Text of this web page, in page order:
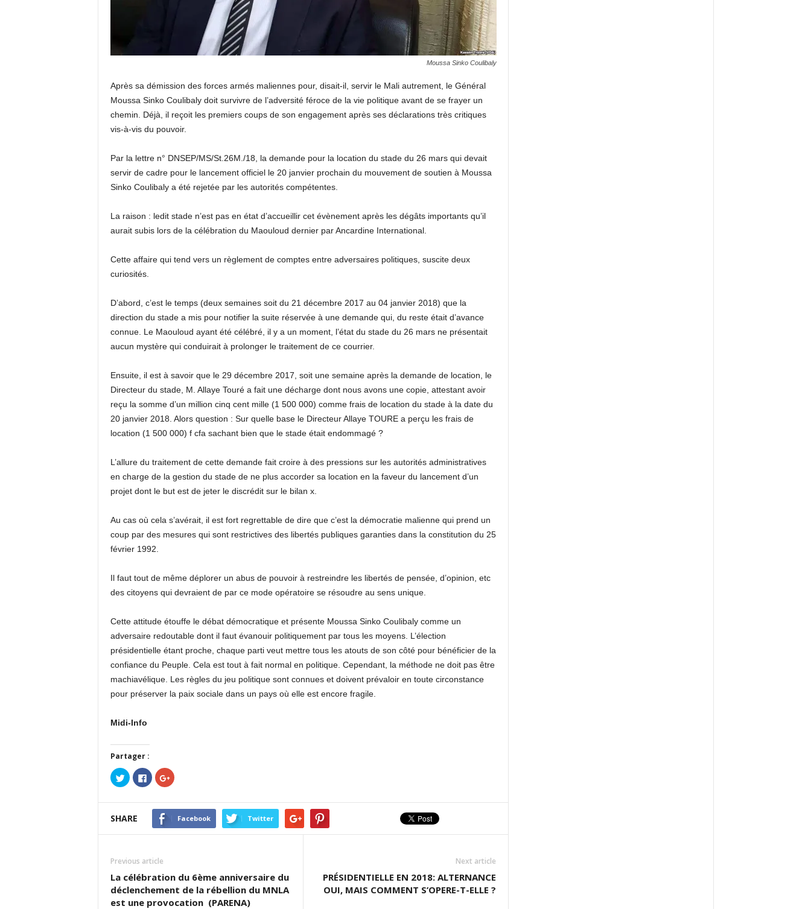
Moussa Sinko Coulibaly
Après sa démission des forces armés maliennes pour, disait-il, servir le Mali autrement, le Général
Moussa Sinko Coulibaly doit survivre de l’adversité féroce de la vie politique avant de se frayer un
chemin. Déjà, il reçoit les premiers coups de son engagement après ses déclarations très critiques
vis-à-vis du pouvoir.
Par la lettre n° DNSEP/MS/St.26M./18, la demande pour la location du stade du 26 mars qui devait
servir de cadre pour le lancement officiel le 20 janvier prochain du mouvement de soutien à Moussa
Sinko Coulibaly a été rejetée par les autorités compétentes.
La raison : ledit stade n’est pas en état d’accueillir cet évènement après les dégâts importants qu’il
aurait subis lors de la célébration du Maouloud dernier par Ancardine International.
Cette affaire qui tend vers un règlement de comptes entre adversaires politiques, suscite deux
curiosités.
D’abord, c’est le temps (deux semaines soit du 21 décembre 2017 au 04 janvier 2018) que la
direction du stade a mis pour notifier la suite réservée à une demande qui, du reste était d’avance
connue. Le Maouloud ayant été célébré, il y a un moment, l’état du stade du 26 mars ne présentait
aucun mystère qui conduirait à prolonger le traitement de ce courrier.
Ensuite, il est à savoir que le 29 décembre 2017, soit une semaine après la demande de location, le
Directeur du stade, M. Allaye Touré a fait une décharge dont nous avons une copie, attestant avoir
reçu la somme d’un million cinq cent mille (1 500 000) comme frais de location du stade à la date du
20 janvier 2018. Alors question : Sur quelle base le Directeur Allaye TOURE a perçu les frais de
location (1 500 000) f cfa sachant bien que le stade était endommagé ?
L’allure du traitement de cette demande fait croire à des pressions sur les autorités administratives
en charge de la gestion du stade de ne plus accorder sa location en la faveur du lancement d’un
projet dont le but est de jeter le discrédit sur le bilan x.
Au cas où cela s’avérait, il est fort regrettable de dire que c’est la démocratie malienne qui prend un
coup par des mesures qui sont restrictives des libertés publiques garanties dans la constitution du 25
février 1992.
Il faut tout de même déplorer un abus de pouvoir à restreindre les libertés de pensée, d’opinion, etc
des citoyens qui devraient de par ce mode opératoire se résoudre au sens unique.
Cette attitude étouffe le débat démocratique et présente Moussa Sinko Coulibaly comme un
adversaire redoutable dont il faut évanouir politiquement par tous les moyens. L’élection
présidentielle étant proche, chaque parti veut mettre tous les atouts de son côté pour bénéficier de la
confiance du Peuple. Cela est tout à fait normal en politique. Cependant, la méthode ne doit pas être
machiavélique. Les règles du jeu politique sont connues et doivent prévaloir en toute circonstance
pour préserver la paix sociale dans un pays où elle est encore fragile.
Midi-Info
Partager :
Cliquez
pour
partager
Twitter(ouvre
une
nouvelle
fenêtre)
Cliquez
pour
partager
Facebook(ouvre
dans
une
nouvelle
fenêtre)
Cliquez
pour
Google+
(ouvre
dans
une
nouvelle
SHARE Facebook Twitter
Previous article
La célébration du 6ème anniversaire du
déclenchement de la rébellion du MNLA
est une provocation (PARENA)
Next article
PRÉSIDENTIELLE EN 2018: ALTERNANCE
OUI, MAIS COMMENT S’OPERE-T-ELLE ?